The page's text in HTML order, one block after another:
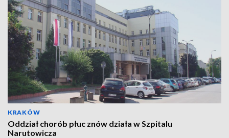
KRAKÓW
Oddział chorób płuc znów działa w Szpitalu
Narutowicza